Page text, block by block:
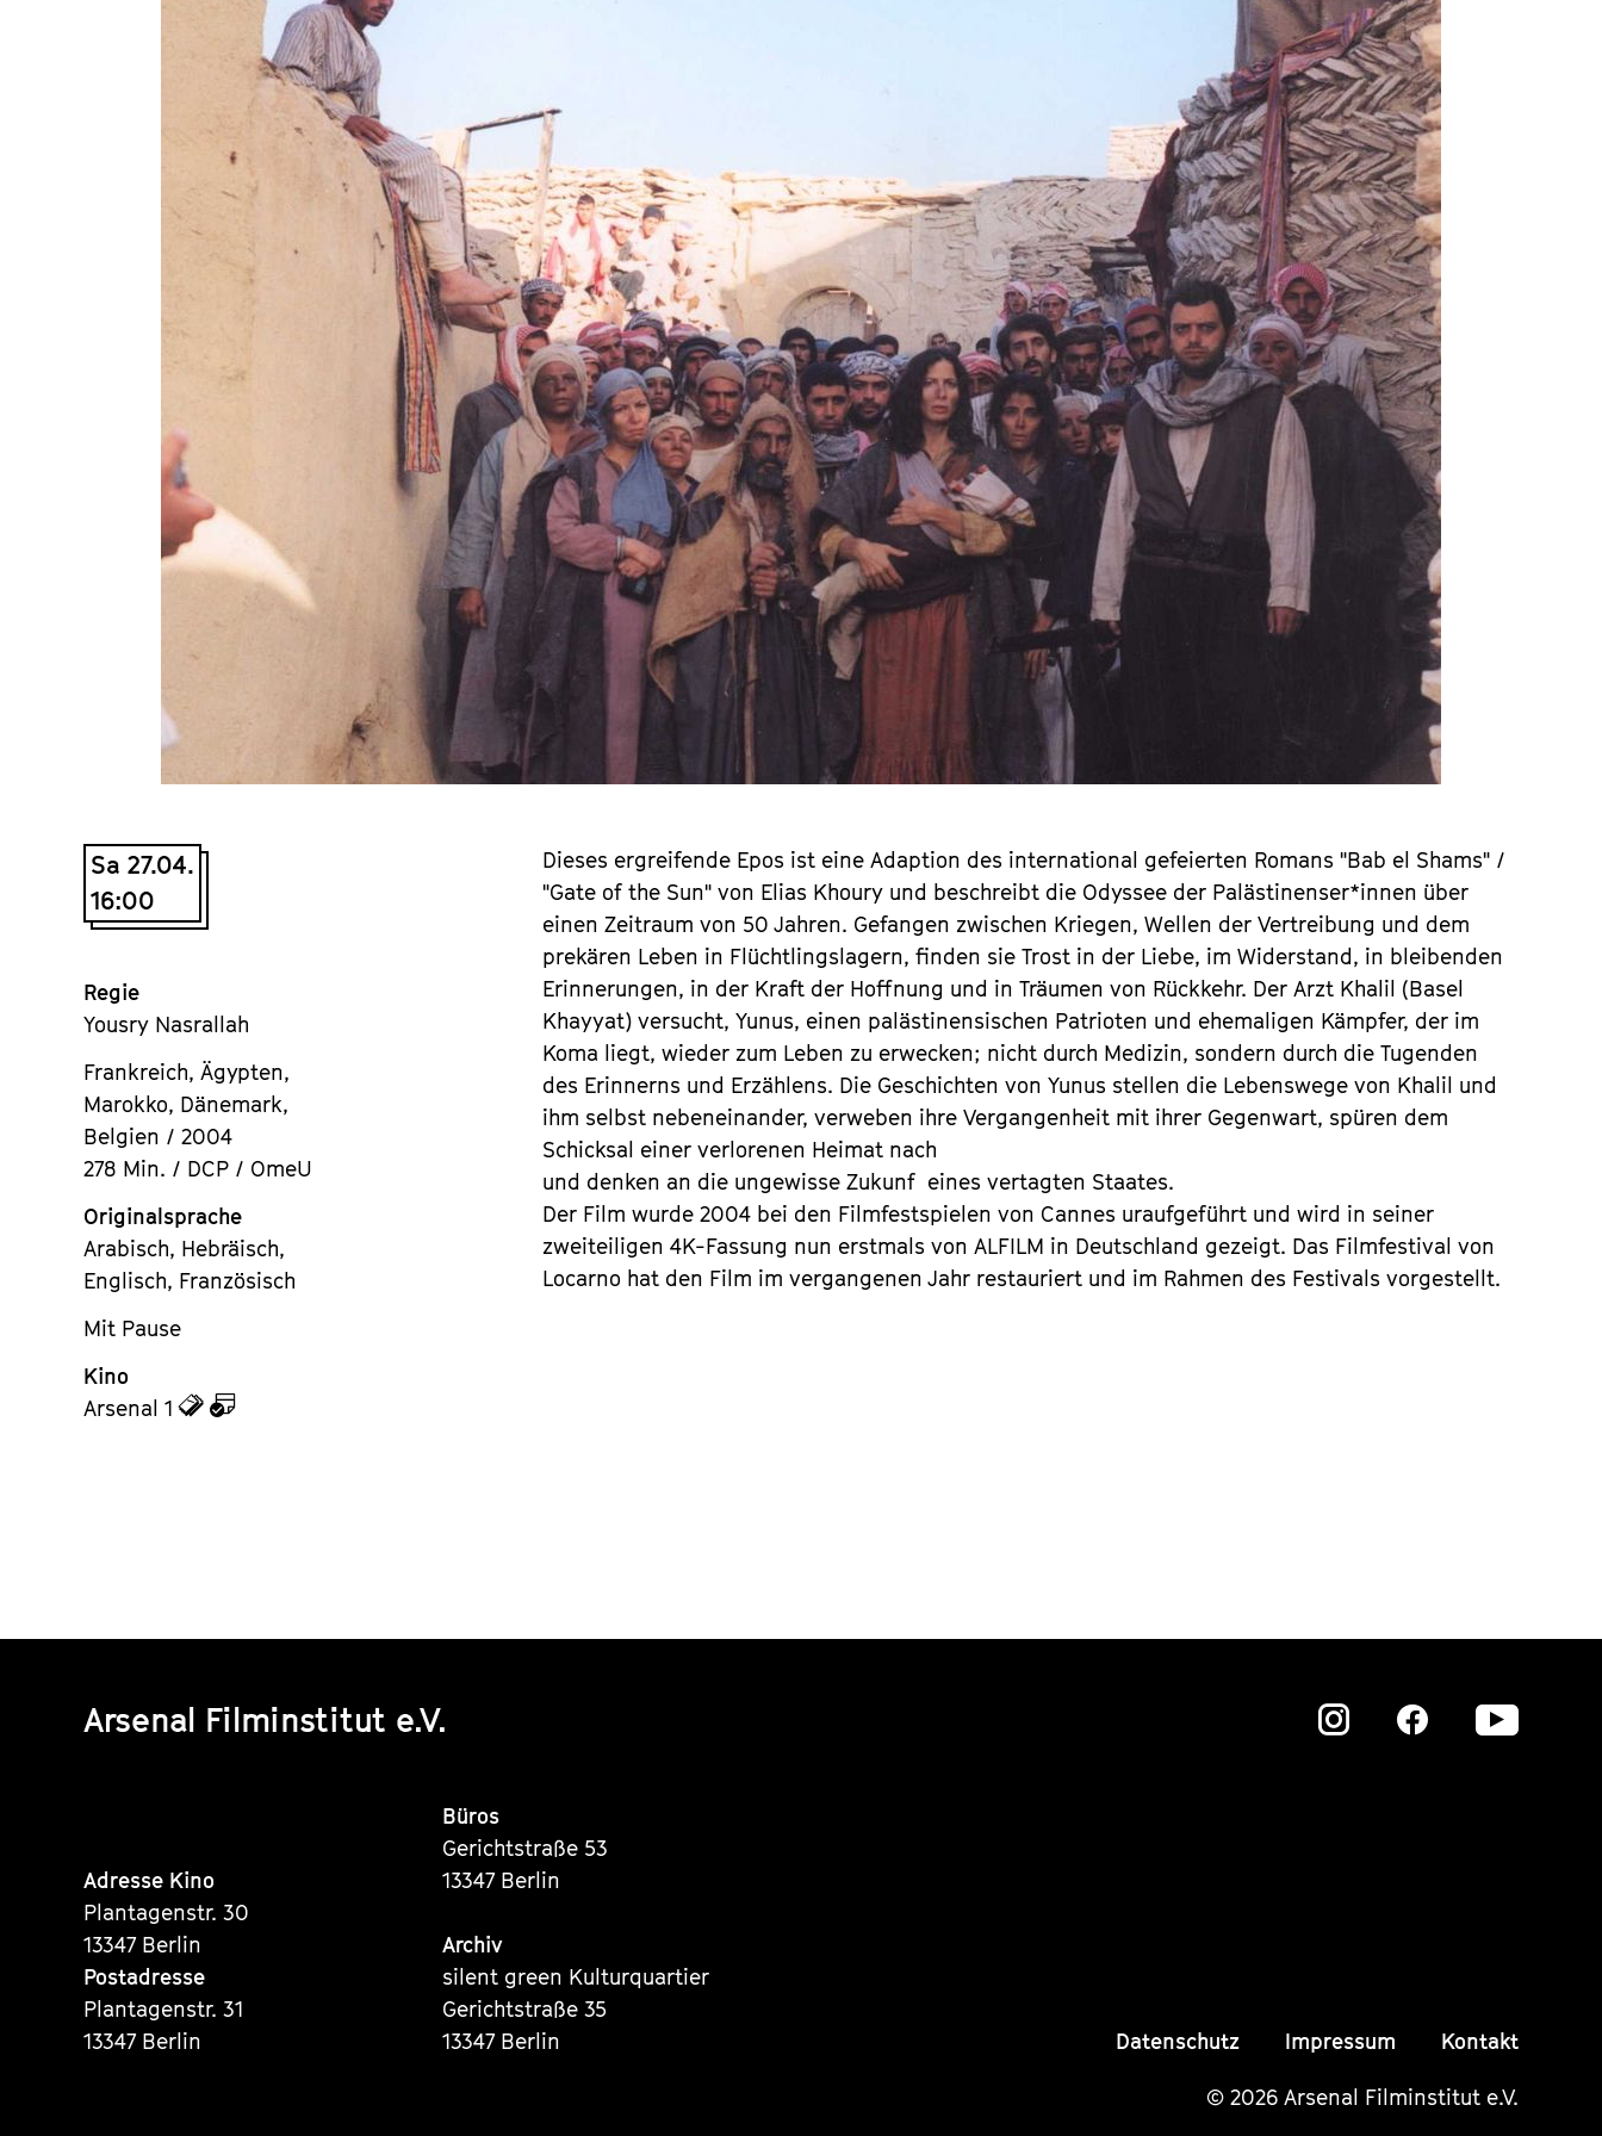
Sa 27.04.
16:00
Regie
Yousry Nasrallah
Frankreich, Ägypten,
Marokko, Dänemark,
Belgien / 2004
278 Min. / DCP / OmeU
Originalsprache
Arabisch, Hebräisch,
Englisch, Französisch
Mit Pause
Kino
Arsenal 1
zu
Dieses ergreifende Epos ist eine Adaption des international gefeierten Romans "Bab el Shams" /
"Gate of the Sun" von Elias Khoury und beschreibt die Odyssee der Palästinenser*innen über
einen Zeitraum von 50 Jahren. Gefangen zwischen Kriegen, Wellen der Vertreibung und dem
prekären Leben in Flüchtlingslagern, finden sie Trost in der Liebe, im Widerstand, in bleibenden
Erinnerungen, in der Kraft der Hoffnung und in Träumen von Rückkehr. Der Arzt Khalil (Basel
Khayyat) versucht, Yunus, einen palästinensischen Patrioten und ehemaligen Kämpfer, der im
Koma liegt, wieder zum Leben zu erwecken; nicht durch Medizin, sondern durch die Tugenden
des Erinnerns und Erzählens. Die Geschichten von Yunus stellen die Lebenswege von Khalil und
ihm selbst nebeneinander, verweben ihre Vergangenheit mit ihrer Gegenwart, spüren dem
Schicksal einer verlorenen Heimat nach
und denken an die ungewisse Zukunf eines vertagten Staates.
Der Film wurde 2004 bei den Filmfestspielen von Cannes uraufgeführt und wird in seiner
zweiteiligen 4K-Fassung nun erstmals von ALFILM in Deutschland gezeigt. Das Filmfestival von
Locarno hat den Film im vergangenen Jahr restauriert und im Rahmen des Festivals vorgestellt.
Arsenal Filminstitut e.V.
Zu
Zu
Zu
Adresse Kino
Plantagenstr. 30
13347 Berlin
Postadresse
Plantagenstr. 31
13347 Berlin
Büros
Gerichtstraße 53
13347 Berlin
Archiv
silent green Kulturquartier
Gerichtstraße 35
13347 Berlin
Datenschutz Impressum Kontakt
© 2026 Arsenal Filminstitut e.V.